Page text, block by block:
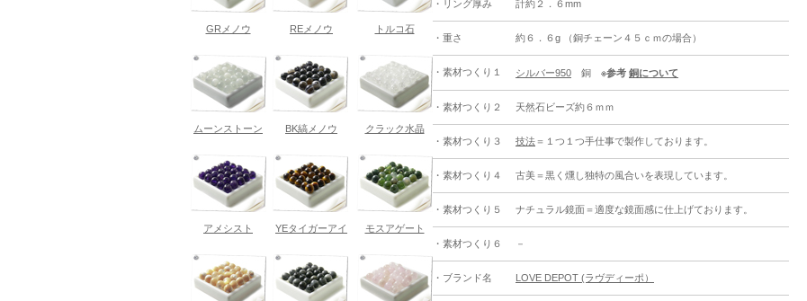
GRメノウ REメノウ トルコ石
ムーンストーン BK縞メノウ クラック水晶
アメシスト YEタイガーアイ モスアゲート
・リング厚み 計約２．６mm
・重さ 約６．６g （銅チェーン４５ｃｍの場合）
・素材つくり１ シルバー950 銅 ※参考 銅について
・素材つくり２ 天然石ビーズ約６ｍｍ
・素材つくり３ 技法＝１つ１つ手仕事で製作しております。
・素材つくり４ 古美＝黒く燻し独特の風合いを表現しています。
・素材つくり５ ナチュラル鏡面＝適度な鏡面感に仕上げております。
・素材つくり６ －
・ブランド名 LOVE DEPOT (ラヴディーポ）